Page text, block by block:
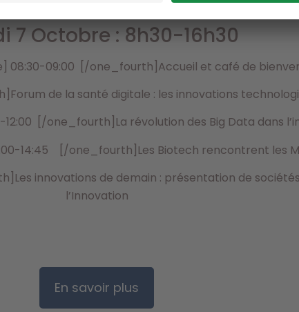
7 Octobre : 8h30-16h30
08:30-09:00 [/one_fourth]Accueil et café de
de la santé digitale : les innovations
12:00 [/one_fourth]La révolution des Big Data dans
14:45 [/one_fourth]Les Biotech rencontrent les
innovations de demain : présentation de
l’Innovation
En savoir plus